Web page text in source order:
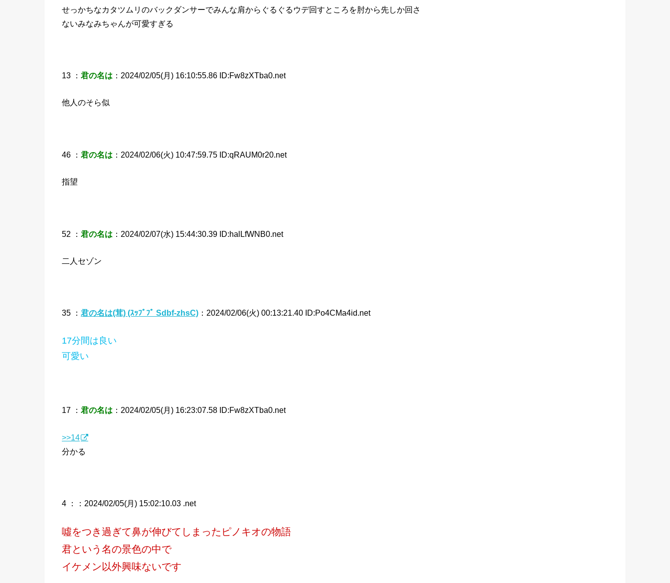
せっかちなカタツムリのバックダンサーでみんな肩からぐるぐるウデ回すところを肘から先しか回さ
ないみなみちゃんが可愛すぎる
13 ： 君の名は ：2024/02/05(月) 16:10:55.86 ID:Fw8zXTba0.net
他人のそら似
46 ： 君の名は ：2024/02/06(火) 10:47:59.75 ID:qRAUM0r20.net
指望
52 ： 君の名は ：2024/02/07(水) 15:44:30.39 ID:halLfWNB0.net
二人セゾン
35 ： 君の名は(茸) (ｽｯﾌﾟﾌﾟ Sdbf-zhsC) ：2024/02/06(火) 00:13:21.40 ID:Po4CMa4id.net
17分間は良い
可愛い
17 ： 君の名は ：2024/02/05(月) 16:23:07.58 ID:Fw8zXTba0.net
>>14
分かる
4 ： ：2024/02/05(月) 15:02:10.03 .net
噓をつき過ぎて鼻が伸びてしまったピノキオの物語
君という名の景色の中で
イケメン以外興味ないです